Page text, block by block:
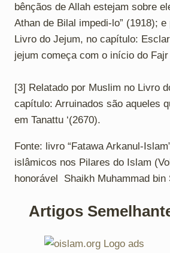
bênçãos de Allah estejam sobre
Athan de Bilal impedi-lo” (1918);
Livro do Jejum, no capítulo:
jejum começa com o início do
[3] Relatado por Muslim no Livro
capítulo: Arruinados são aqueles
em Tanattu ‘(2670).
Fonte: livro “Fatawa Arkanul-
islâmicos nos Pilares do Islam
honorável Shaikh Muhammad bin
Artigos